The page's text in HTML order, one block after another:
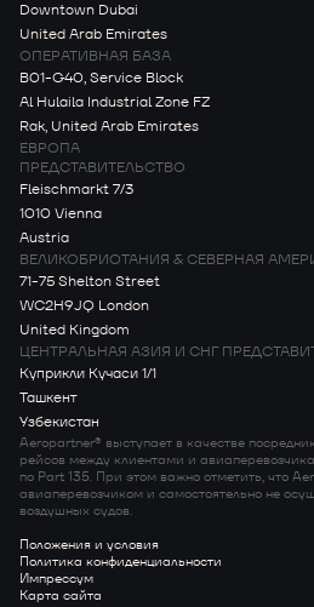
Downtown Dubai
United Arab Emirates
ОПЕРАТИВНАЯ БАЗА
B01-G40, Service Block
Al Hulaila Industrial Zone FZ
Rak, United Arab Emirates
ЕВРОПА
ПРЕДСТАВИТЕЛЬСТВО
Fleischmarkt 7/3
1010 Vienna
Austria
ВЕЛИКОБРИОТАНИЯ & СЕВЕРНАЯ
71-75 Shelton Street
WC2H9JQ London
United Kingdom
ЦЕНТРАЛЬНАЯ АЗИЯ И СНГ
Куприкли Кучаси 1/1
Ташкент
Узбекистан
Aeropartner® выступает в качестве
рейсов между клиентами и
по Part 135. При этом важно отметить, что
авиаперевозчиком и самостоятельно не
воздушных судов.
Положения и условия
Политика конфиденциальности
Импрессум
Карта сайта